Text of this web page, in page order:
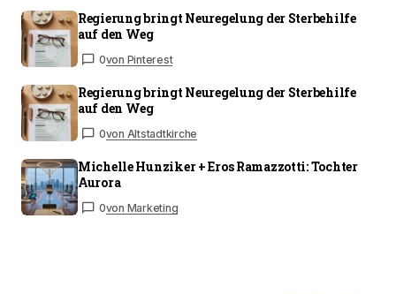
Regierung bringt Neuregelung der Sterbehilfe
auf den Weg
0von Pinterest
Regierung bringt Neuregelung der Sterbehilfe
auf den Weg
0von Altstadtkirche
Michelle Hunziker + Eros Ramazzotti: Tochter
Aurora
0von Marketing